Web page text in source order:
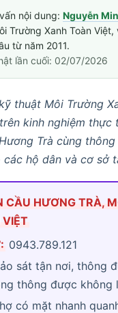
nội dung: Nguyễn
Trường Xanh Toàn
từ năm 2011.
lần cuối: 02/07/2026
thuật Môi Trường
kinh nghiệm thực
Trà cùng
các hộ dân và cơ sở
CẦU HƯƠNG TRÀ,
0943.789.121
sát tận nơi, thông
thông được không
có mặt nhanh